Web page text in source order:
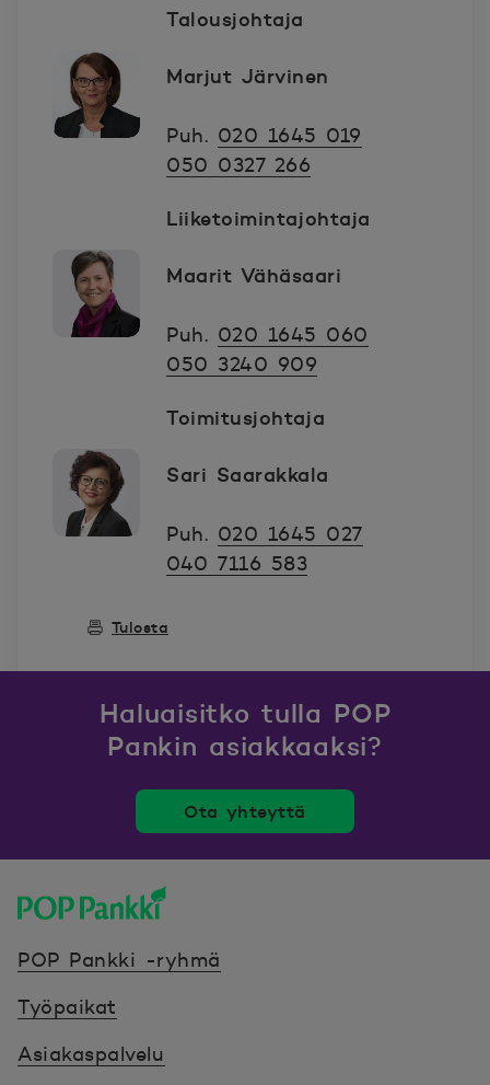
Talousjohtaja
Marjut Järvinen
Puh. 020 1645 019
050 0327 266
Liiketoimintajohtaja
Maarit Vähäsaari
Puh. 020 1645 060
050 3240 909
Toimitusjohtaja
Sari Saarakkala
Puh. 020 1645 027
040 7116 583
Tulosta
Haluaisitko tulla POP
Pankin asiakkaaksi?
Ota yhteyttä
POP Pankki -ryhmä
Työpaikat
Asiakaspalvelu